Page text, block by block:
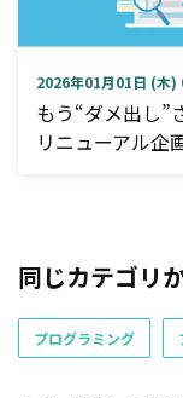
2026年01月01日 (木
もう“ダメ出し”
リニューアル企
同じカテゴリ
プログラミング